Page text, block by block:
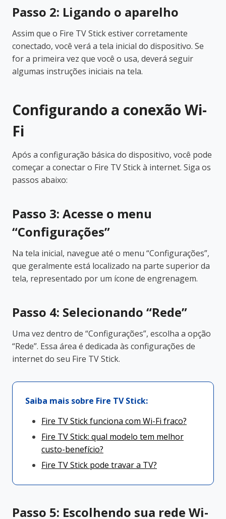
Passo 2: Ligando o aparelho
Assim que o Fire TV Stick estiver corretamente
conectado, você verá a tela inicial do dispositivo. Se
for a primeira vez que você o usa, deverá seguir
algumas instruções iniciais na tela.
Configurando a conexão Wi-
Fi
Após a configuração básica do dispositivo, você pode
começar a conectar o Fire TV Stick à internet. Siga os
passos abaixo:
Passo 3: Acesse o menu
“Configurações”
Na tela inicial, navegue até o menu “Configurações”,
que geralmente está localizado na parte superior da
tela, representado por um ícone de engrenagem.
Passo 4: Selecionando “Rede”
Uma vez dentro de “Configurações”, escolha a opção
“Rede”. Essa área é dedicada às configurações de
internet do seu Fire TV Stick.
Saiba mais sobre Fire TV Stick:
Fire TV Stick funciona com Wi-Fi fraco?
Fire TV Stick: qual modelo tem melhor
custo-benefício?
Fire TV Stick pode travar a TV?
Passo 5: Escolhendo sua rede Wi-